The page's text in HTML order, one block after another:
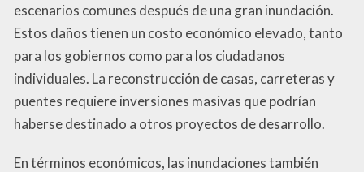
escenarios comunes después de una gran inundación.
Estos daños tienen un costo económico elevado, tanto
para los gobiernos como para los ciudadanos
individuales. La reconstrucción de casas, carreteras y
puentes requiere inversiones masivas que podrían
haberse destinado a otros proyectos de desarrollo.
En términos económicos, las inundaciones también